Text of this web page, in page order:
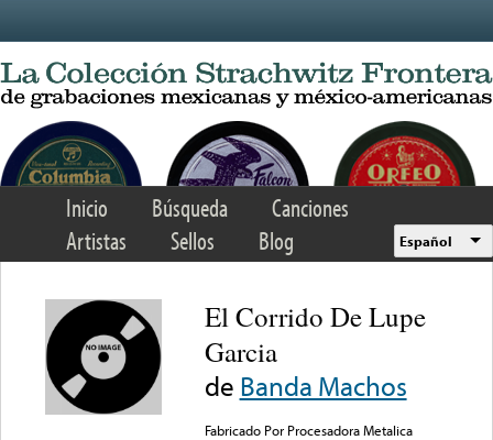
Inicio Búsqueda
Canciones
Artistas
Sellos Blog Español
El Corrido De Lupe
Garcia
de Banda Machos
Fabricado Por Procesadora Metalica